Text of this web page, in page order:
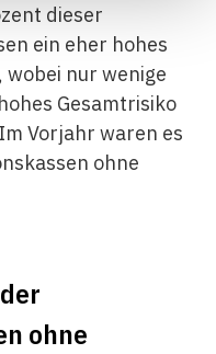
dieser
ein eher hohes
wobei nur wenige
Gesamtrisiko
Vorjahr waren es
ohne
ohne